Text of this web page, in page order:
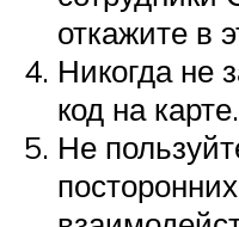
откажите в
Никогда не
код на карте.
Не